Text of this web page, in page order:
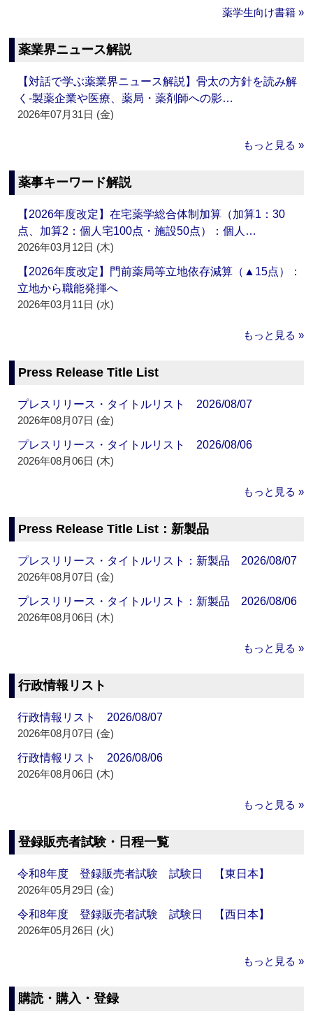
薬学生向け書籍 »
薬業界ニュース解説
【対話で学ぶ薬業界ニュース解説】骨太の方針を読み解
く‐製薬企業や医療、薬局・薬剤師への影…
2026年07月31日 (金)
もっと見る »
薬事キーワード解説
【2026年度改定】在宅薬学総合体制加算（加算1：30
点、加算2：個人宅100点・施設50点）：個人…
2026年03月12日 (木)
【2026年度改定】門前薬局等立地依存減算（▲15点）：
立地から職能発揮へ
2026年03月11日 (水)
もっと見る »
Press Release Title List
プレスリリース・タイトルリスト 2026/08/07
2026年08月07日 (金)
プレスリリース・タイトルリスト 2026/08/06
2026年08月06日 (木)
もっと見る »
Press Release Title List：新製品
プレスリリース・タイトルリスト：新製品 2026/08/07
2026年08月07日 (金)
プレスリリース・タイトルリスト：新製品 2026/08/06
2026年08月06日 (木)
もっと見る »
行政情報リスト
行政情報リスト 2026/08/07
2026年08月07日 (金)
行政情報リスト 2026/08/06
2026年08月06日 (木)
もっと見る »
登録販売者試験・日程一覧
令和8年度 登録販売者試験 試験日 【東日本】
2026年05月29日 (金)
令和8年度 登録販売者試験 試験日 【西日本】
2026年05月26日 (火)
もっと見る »
購読・購入・登録